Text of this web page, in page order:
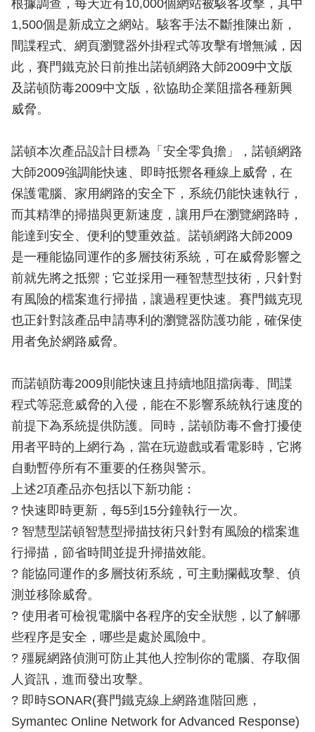
根據調查，每天近有10,000個網站被駭客攻擊，其中
1,500個是新成立之網站。駭客手法不斷推陳出新，
間諜程式、網頁瀏覽器外掛程式等攻擊有增無減，因
此，賽門鐵克於日前推出諾頓網路大師2009中文版
及諾頓防毒2009中文版，欲協助企業阻擋各種新興
威脅。
諾頓本次產品設計目標為「安全零負擔」，諾頓網路
大師2009強調能快速、即時抵禦各種線上威脅，在
保護電腦、家用網路的安全下，系統仍能快速執行，
而其精準的掃描與更新速度，讓用戶在瀏覽網路時，
能達到安全、便利的雙重效益。諾頓網路大師2009
是一種能協同運作的多層技術系統，可在威脅影響之
前就先將之抵禦；它並採用一種智慧型技術，只針對
有風險的檔案進行掃描，讓過程更快速。賽門鐵克現
也正針對該產品申請專利的瀏覽器防護功能，確保使
用者免於網路威脅。
而諾頓防毒2009則能快速且持續地阻擋病毒、間諜
程式等惡意威脅的入侵，能在不影響系統執行速度的
前提下為系統提供防護。同時，諾頓防毒不會打擾使
用者平時的上網行為，當在玩遊戲或看電影時，它將
自動暫停所有不重要的任務與警示。
上述2項產品亦包括以下新功能：
? 快速即時更新，每5到15分鐘執行一次。
? 智慧型諾頓智慧型掃描技術只針對有風險的檔案進
行掃描，節省時間並提升掃描效能。
? 能協同運作的多層技術系統，可主動攔截攻擊、偵
測並移除威脅。
? 使用者可檢視電腦中各程序的安全狀態，以了解哪
些程序是安全，哪些是處於風險中。
? 殭屍網路偵測可防止其他人控制你的電腦、存取個
人資訊，進而發出攻擊。
? 即時SONAR(賽門鐵克線上網路進階回應，
Symantec Online Network for Advanced Response)